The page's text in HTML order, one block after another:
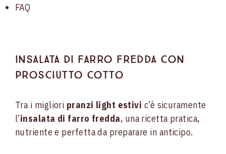
FAQ
Insalata di farro fredda con
prosciutto cotto
Tra i migliori pranzi light estivi c’è sicuramente
l’insalata di farro fredda, una ricetta pratica,
nutriente e perfetta da preparare in anticipo.